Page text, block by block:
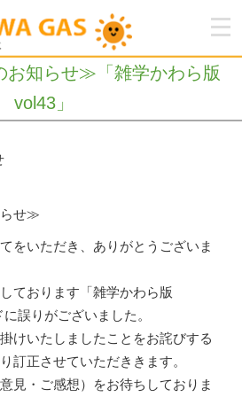
知らせ≫「雑学かわら版
vol43」
せ≫
をいただき、ありがとうございま
ております「雑学かわら版
誤りがございました。
けいたしましたことをお詫びする
訂正させていただききます。
見・ご感想）をお待ちしておりま